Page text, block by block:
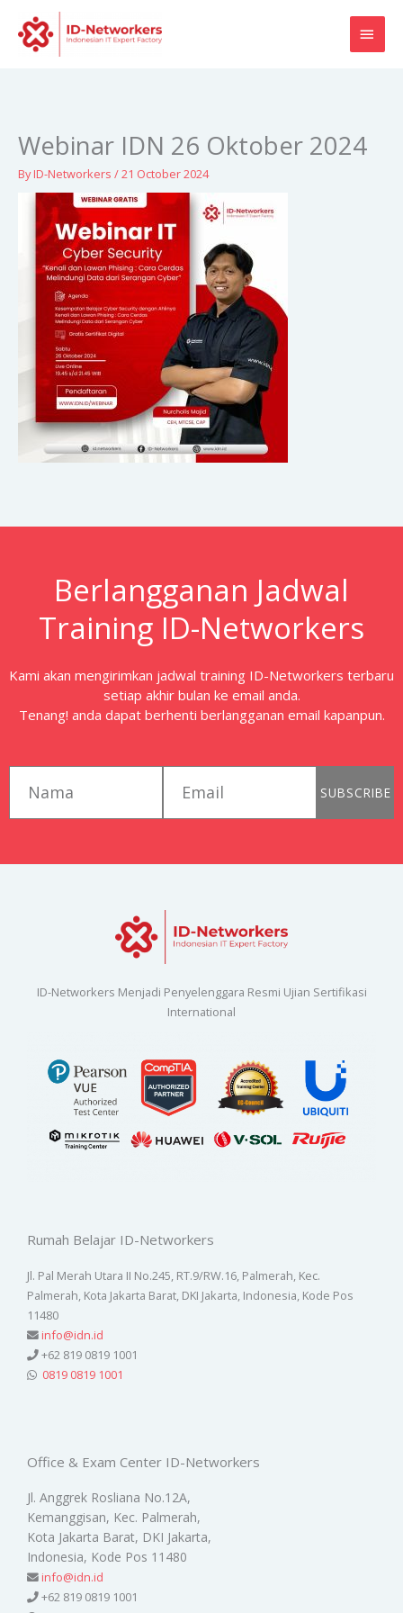
content
Webinar IDN 26 Oktober 2024
ByID-Networkers /21 October 2024
Berlangganan Jadwal
Training ID-Networkers
Kami akan mengirimkan jadwal training ID-Networkers terbaru
setiap akhir bulan ke email anda.
Tenang! anda dapat berhenti berlangganan email kapanpun.
SUBSCRIBE
ID-Networkers Menjadi Penyelenggara Resmi Ujian Sertifikasi
International
Rumah Belajar ID-Networkers
Jl. Pal Merah Utara II No.245, RT.9/RW.16, Palmerah, Kec.
Palmerah, Kota Jakarta Barat, DKI Jakarta, Indonesia, Kode Pos
11480
info@idn.id
+62 819 0819 1001
0819 0819 1001
Office & Exam Center ID-Networkers
Jl. Anggrek Rosliana No.12A,
Kemanggisan, Kec. Palmerah,
Kota Jakarta Barat, DKI Jakarta,
Indonesia, Kode Pos 11480
info@idn.id
+62 819 0819 1001